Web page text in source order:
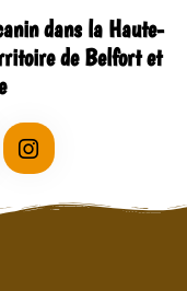
dans la Haute-
de Belfort et